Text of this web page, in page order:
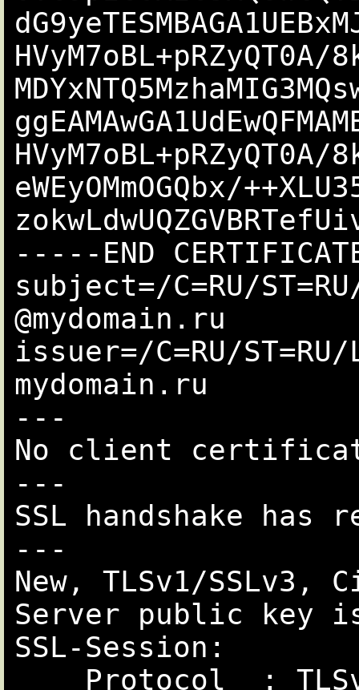
HVyM7oBL+pRZyQT0A/
HVyM7oBL+pRZyQT0A/
eWEyOMmOGQbx/
-----END
subject=/C=RU/
@mydomain.ru
issuer=/C=RU/
mydomain.ru
---
No client
---
SSL handshake
---
New, TLSv1/SSLv3,
Server public key
SSL-Session: